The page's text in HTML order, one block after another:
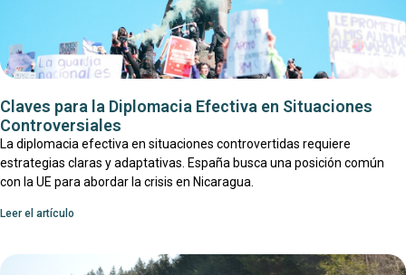
Claves para la Diplomacia Efectiva en Situaciones
Controversiales
La diplomacia efectiva en situaciones controvertidas requiere
estrategias claras y adaptativas. España busca una posición común
con la UE para abordar la crisis en Nicaragua.
Leer el artículo